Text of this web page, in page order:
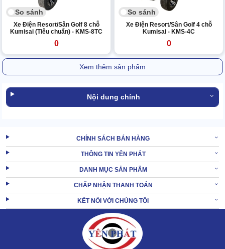
So sánh
Xe Điện Resort/Sân Golf 8 chỗ
Kumisai (Tiêu chuẩn) - KMS-8TC
0
So sánh
Xe Điện Resort/Sân Golf 4 chỗ
Kumisai - KMS-4C
0
Xem thêm sản phẩm
Nội dung chính
CHÍNH SÁCH BÁN HÀNG
THÔNG TIN YÊN PHÁT
DANH MỤC SẢN PHẨM
CHẤP NHẬN THANH TOÁN
KẾT NỐI VỚI CHÚNG TÔI